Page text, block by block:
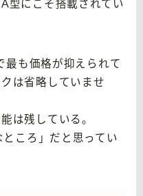
型にこそ搭載されてい
最も価格が抑えられて
は省略していませ
は残している。
ころ」だと思ってい